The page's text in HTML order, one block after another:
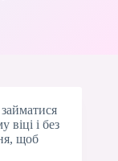
і без
щоб